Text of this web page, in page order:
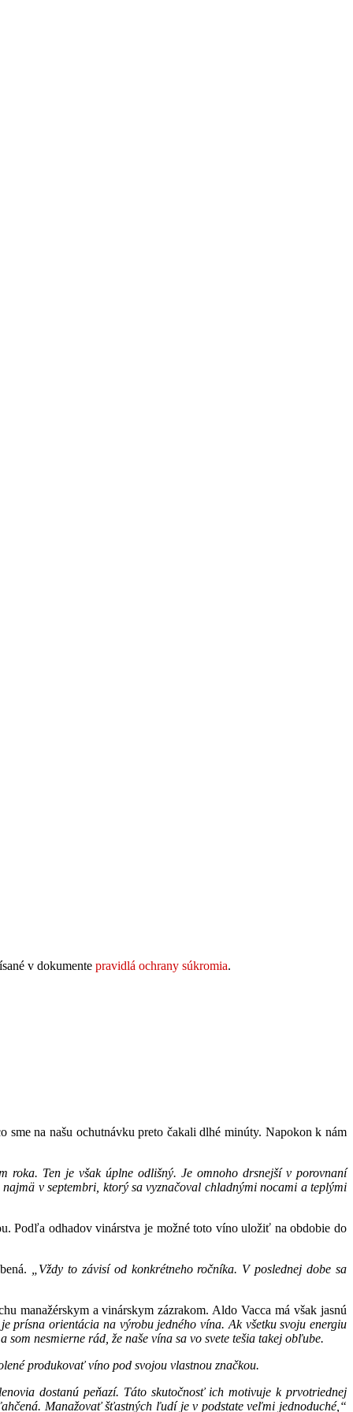
v dokumente pravidlá ochrany súkromia.
na našu ochutnávku preto čakali dlhé minúty. Napokon k nám
roka. Ten je však úplne odlišný. Je omnoho drsnejší v porovnaní
v septembri, ktorý sa vyznačoval chladnými nocami a teplými
Podľa odhadov vinárstva je možné toto víno uložiť na obdobie do
„Vždy to závisí od konkrétneho ročníka. V poslednej dobe sa
manažérskym a vinárskym zázrakom. Aldo Vacca má však jasnú
prísna orientácia na výrobu jedného vína. Ak všetku svoju energiu
nesmierne rád, že naše vína sa vo svete tešia takej obľube.
produkovať víno pod svojou vlastnou značkou.
dostanú peňazí. Táto skutočnosť ich motivuje k prvotriednej
Manažovať šťastných ľudí je v podstate veľmi jednoduché,“